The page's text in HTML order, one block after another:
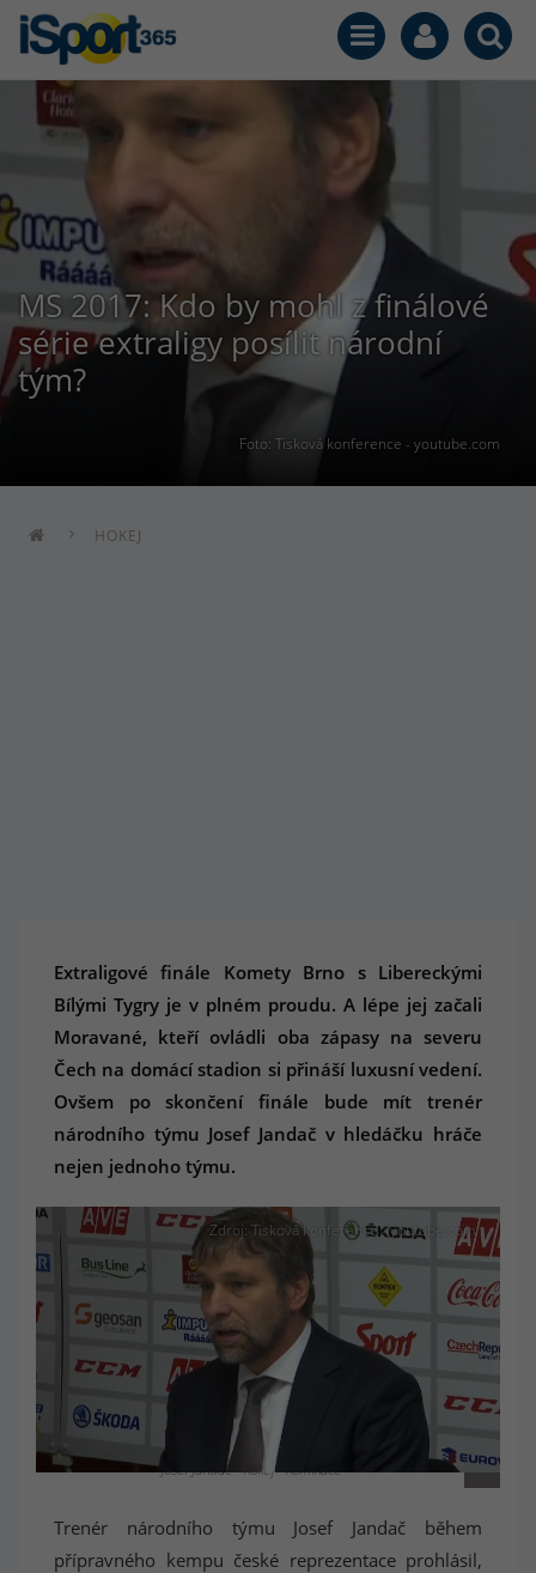
Foto: Tisková konference - youtube.com
MS 2017: Kdo by mohl z finálové
série extraligy posílit národní
tým?
HOKEJ
Extraligové finále Komety Brno s Libereckými
Bílými Tygry je v plném proudu. A lépe jej začali
Moravané, kteří ovládli oba zápasy na severu
Čech na domácí stadion si přináší luxusní vedení.
Ovšem po skončení finále bude mít trenér
národního týmu Josef Jandač v hledáčku hráče
nejen jednoho týmu.
Josef Jandač - hokej - nominace
Zdroj: Tisková konference - youtube.com
Trenér národního týmu Josef Jandač během
přípravného kempu české reprezentace prohlásil,